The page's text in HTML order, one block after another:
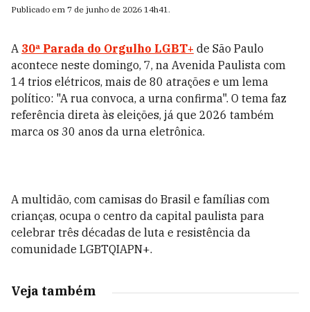
Publicado em 7 de junho de 2026 14h41.
A 30ª Parada do Orgulho LGBT+ de São Paulo
acontece neste domingo, 7, na Avenida Paulista com
14 trios elétricos, mais de 80 atrações e um lema
político: "A rua convoca, a urna confirma". O tema faz
referência direta às eleições, já que 2026 também
marca os 30 anos da urna eletrônica.
A multidão, com camisas do Brasil e famílias com
crianças, ocupa o centro da capital paulista para
celebrar três décadas de luta e resistência da
comunidade LGBTQIAPN+.
Veja também